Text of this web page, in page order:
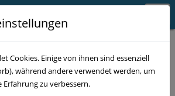
Produkte gefunden.
Cookies. Einige von ihnen sind essenziell
während andere verwendet werden, um
zu verbessern.